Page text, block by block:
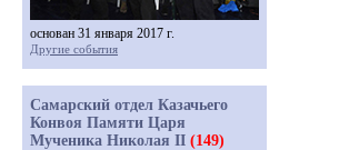
основан 31 января 2017 г.
Другие события
Самарский отдел Казачьего
Конвоя Памяти Царя
Мученика Николая II (149)